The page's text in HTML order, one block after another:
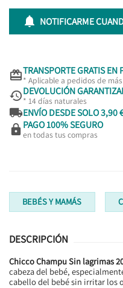
 NOTIFICARME
TRANSPORTE GRATIS EN
* Aplicable a pedidos de
DEVOLUCIÓN
* 14 días naturales
ENVÍO DESDE SOLO 3,90
 PAGO 100% SEGURO
en todas tus compras
BEBÉS Y MAMÁS
DESCRIPCIÓN
Chicco Champu Sin lagrimas
cabeza del bebé,
cabello del bebé sin irritar los